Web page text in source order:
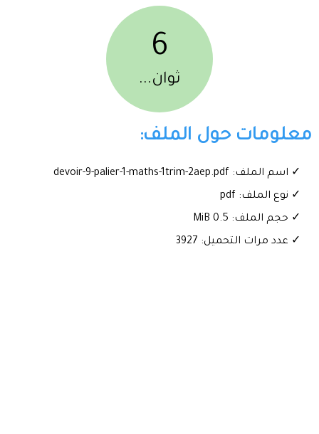
6
ثوان...
معلومات حول الملف:
✓ اسم الملف: devoir-9-palier-1-maths-1trim-2aep.pdf
✓ نوع الملف: pdf
✓ حجم الملف: 0.5 MiB
✓ عدد مرات التحميل: 3927